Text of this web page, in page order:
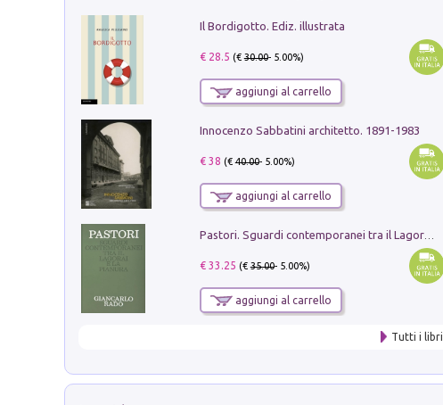
Il Bordigotto. Ediz. illustrata
€ 28.5 (€30.00- 5.00%)
aggiungi al carrello
Innocenzo Sabbatini architetto. 1891-1983
€ 38 (€40.00- 5.00%)
aggiungi al carrello
Pastori. Sguardi contemporanei tra il Lagorai e la pianura. Ediz. illustrata
€ 33.25 (€35.00- 5.00%)
aggiungi al carrello
Tutti i libri